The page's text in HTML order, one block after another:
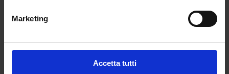
Marketing
Accetta tutti
superamento delle prove, per cui non si deve
essere necessariamente vincitori di concorso).
Requisiti primaria (e